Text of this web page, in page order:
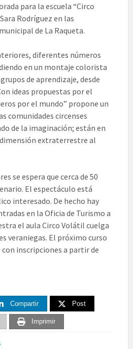
para la escuela “Circo
Rodríguez en las
de La Raqueta.
diferentes números
en un montaje colorista
de aprendizaje, desde
ideas propuestas por el
por el mundo” propone un
comunidades circenses
de la imaginación; están en
extraterrestre al
se espera que cerca de 50
El espectáculo está
interesado. De hecho hay
en la Oficia de Turismo a
el aula Circo Volátil cuelga
veraniegas. El próximo curso
inscripciones a partir de
Compartir Post
Imprimir